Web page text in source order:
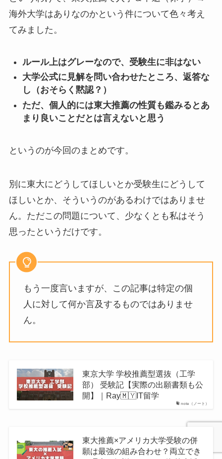
海外大学はありなのかという件について色々考え
てみました。
ルール上はグレーなので、受験生に非はない
大学公式に見解を問い合わせたところ、返答な
し（おそらく黙認？）
ただ、個人的には東大推薦の性質も鑑みるとあ
まり良いことだとは言えないと思う
というのが今回のまとめです。
別に東大にどうしてほしいとか受験生にどうして
ほしいとか、そういうのがあるわけではありませ
ん。ただこの問題について、少なくとも私はそう
思ったというだけです。
もう一度言いますが、この記事は特定の個
人に対して何か言及するものではありませ
ん。
note（ノート）
東京大学 学校推薦型選抜（工学
部） 受験記【実際の出願書類も公
開】｜Ray🇲🇾IT留学
東大推薦×アメリカ大学受験の併
願は最強の組み合わせ？両立でき